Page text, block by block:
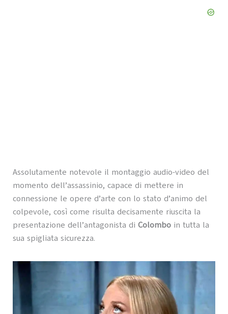
Assolutamente notevole il montaggio audio-video del
momento dell’assassinio, capace di mettere in
connessione le opere d’arte con lo stato d’animo del
colpevole, così come risulta decisamente riuscita la
presentazione dell’antagonista di Colomboin tutta la
sua spigliata sicurezza.